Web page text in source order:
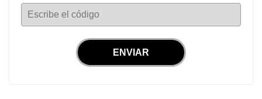
Escribe el código